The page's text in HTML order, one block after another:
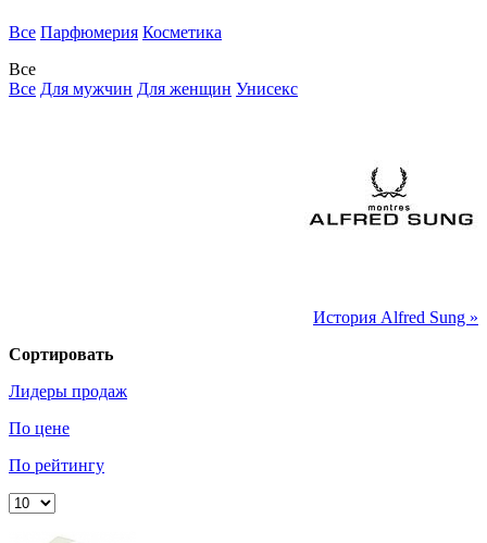
Все Парфюмерия Косметика
Все
Все Для мужчин Для женщин Унисекс
История Alfred Sung »
Сортировать
Лидеры продаж
По цене
По рейтингу